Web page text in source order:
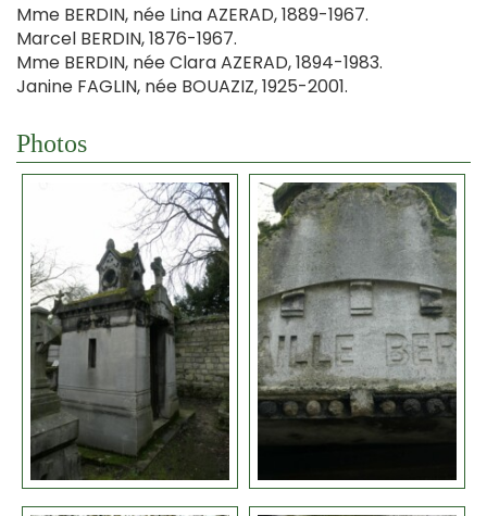
Mme BERDIN, née Lina AZERAD, 1889-1967.
Marcel BERDIN, 1876-1967.
Mme BERDIN, née Clara AZERAD, 1894-1983.
Janine FAGLIN, née BOUAZIZ, 1925-2001.
Photos